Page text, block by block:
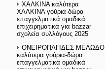
ΧΑΛΚΙΝΑ καλύτερα
ΧΑΛΚΙΝΑ γούρια-δώρα
επαγγελματικά ομαδικά
επιχειρηματικά για bazzar
σχολεία συλλόγους 2025
ΟΝΕΙΡΟΠΑΓΙΔΕΣ ΜΕΛΩΔΟΙ
καλύτερα γούρια-δώρα
επαγγελματικά ομαδικά